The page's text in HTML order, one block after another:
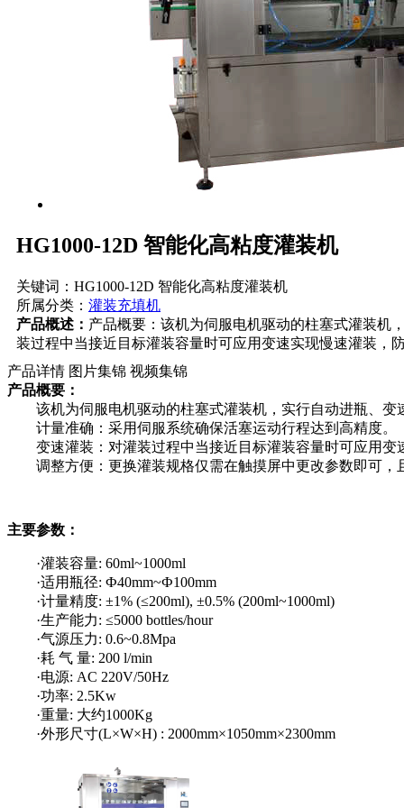
HG1000-12D 智能化高粘度灌装机
关键词：HG1000-12D 智能化高粘度灌装机
所属分类： 灌装充填机
产品概述： 产品概要：该机为伺服电机驱动的柱塞式灌装机
装过程中当接近目标灌装容量时可应用变速实现慢速灌装
产品详情 图片集锦 视频集锦
产品概要：
该机为伺服电机驱动的柱塞式灌装机，实行自动进瓶、变
计量准确：采用伺服系统确保活塞运动行程达到高精度。
变速灌装：对灌装过程中当接近目标灌装容量时可应用变
调整方便：更换灌装规格仅需在触摸屏中更改参数即可，
主要参数：
·灌装容量: 60ml~1000ml
·适用瓶径: Ф40mm~Ф100mm
·计量精度: ±1% (≤200ml), ±0.5% (200ml~1000ml)
·生产能力: ≤5000 bottles/hour
·气源压力: 0.6~0.8Mpa
·耗 气 量: 200 l/min
·电源: AC 220V/50Hz
·功率: 2.5Kw
·重量: 大约1000Kg
·外形尺寸(L×W×H) : 2000mm×1050mm×2300mm